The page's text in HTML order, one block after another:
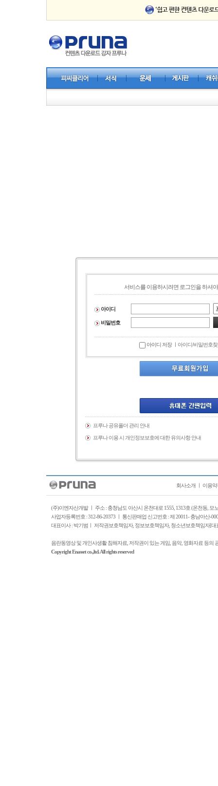
서비스를 이용하시려면 로그인을 하셔
아이디
비밀번호
아이디 저장 ㅣ 아이디/비밀번호
프루나 공유폴더 관리 안내
프루나 이용 시 개인정보보호에 대한 유의사항 안내
회사소개 ㅣ 이용약
(주)이엔자산개발 ㅣ 주소 : 충청남도 아산시 온천대로 1555, 1313호 (온천동, 모
사업자등록번호 : 312-86-20373 ㅣ 통신판매업 신고번호 : 제 20011- 충남아산-
대표이사 : 박기범ㅣ 저작권보호책임자, 정보보호책임자, 청소년보호책임자[대
음란동영상 및 개인사생활 침해자료, 저작권이 있는 게임, 음악, 영화자료 등
Copyright Enasset co.,ltd. All rights reserved